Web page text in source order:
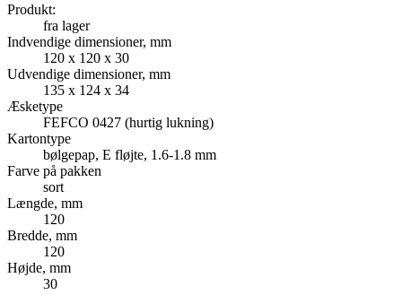
Produkt:
fra lager
Indvendige dimensioner, mm
120 x 120 x 30
Udvendige dimensioner, mm
135 x 124 x 34
Æsketype
FEFCO 0427 (hurtig lukning)
Kartontype
bølgepap, E fløjte, 1.6-1.8 mm
Farve på pakken
sort
Længde, mm
120
Bredde, mm
120
Højde, mm
30